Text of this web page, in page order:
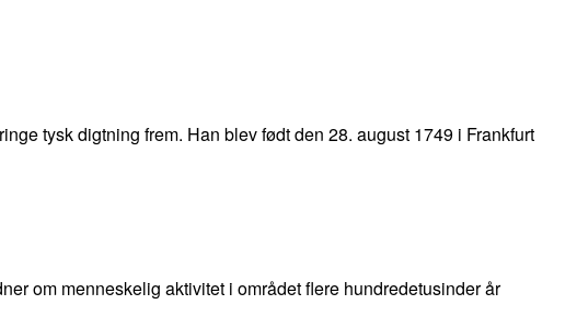
tysk digtning frem. Han blev født den 28. august 1749 i Frankfurt
om menneskelig aktivitet i området flere hundredetusinder år